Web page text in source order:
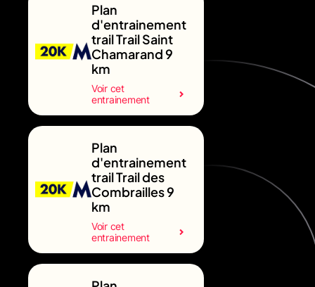
Plan
d'entrainement
trail Trail Saint
Chamarand 9
km
Voir cet
entrainement
Plan
d'entrainement
trail Trail des
Combrailles 9
km
Voir cet
entrainement